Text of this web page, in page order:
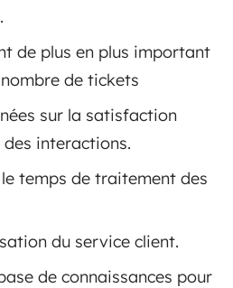
de plus en plus important
de tickets
sur la satisfaction
interactions.
temps de traitement des
du service client.
de connaissances pour